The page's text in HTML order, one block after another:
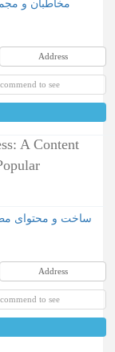
مخاطبان و
Address
to see
A Content
ساخت و محتوای
Address
to see